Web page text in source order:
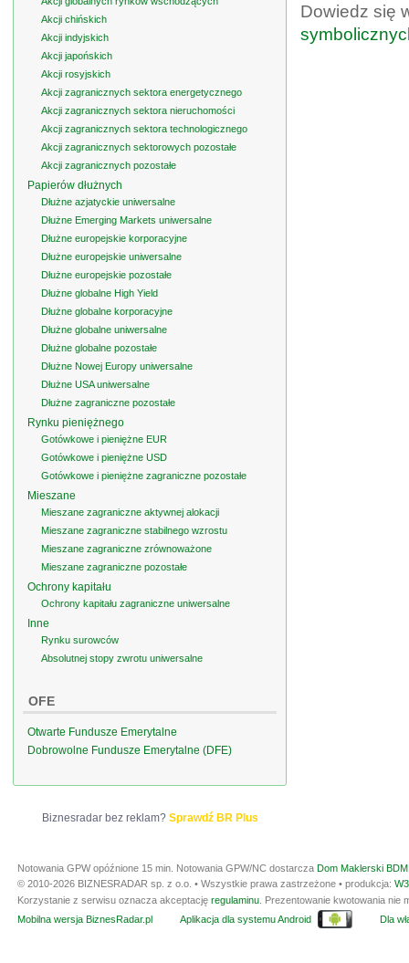
Dowiedz się
Akcji chińskich
Akcji indyjskich
Akcji japońskich
Akcji rosyjskich
Akcji zagranicznych sektora energetycznego
Akcji zagranicznych sektora nieruchomości
Akcji zagranicznych sektora technologicznego
Akcji zagranicznych sektorowych pozostałe
Akcji zagranicznych pozostałe
Papierów dłużnych
Dłużne azjatyckie uniwersalne
Dłużne Emerging Markets uniwersalne
Dłużne europejskie korporacyjne
Dłużne europejskie uniwersalne
Dłużne europejskie pozostałe
Dłużne globalne High Yield
Dłużne globalne korporacyjne
Dłużne globalne uniwersalne
Dłużne globalne pozostałe
Dłużne Nowej Europy uniwersalne
Dłużne USA uniwersalne
Dłużne zagraniczne pozostałe
Rynku pieniężnego
Gotówkowe i pieniężne EUR
Gotówkowe i pieniężne USD
Gotówkowe i pieniężne zagraniczne pozostałe
Mieszane
Mieszane zagraniczne aktywnej alokacji
Mieszane zagraniczne stabilnego wzrostu
Mieszane zagraniczne zrównoważone
Mieszane zagraniczne pozostałe
Ochrony kapitału
Ochrony kapitału zagraniczne uniwersalne
Inne
Rynku surowców
Absolutnej stopy zwrotu uniwersalne
OFE
Otwarte Fundusze Emerytalne
Dobrowolne Fundusze Emerytalne (DFE)
Biznesradar bez reklam? Sprawdź BR Plus
Notowania GPW opóźnione 15 min. Notowania GPW/NC dostarcza Dom Maklerski
© 2010-2026 BIZNESRADAR sp. z o.o. • Wszystkie prawa zastrzeżone • produkcja:
Korzystanie z serwisu oznacza akceptację regulaminu . Prezentowanie kwotowania
Mobilna wersja BiznesRadar.pl
Aplikacja dla systemu Android Dla